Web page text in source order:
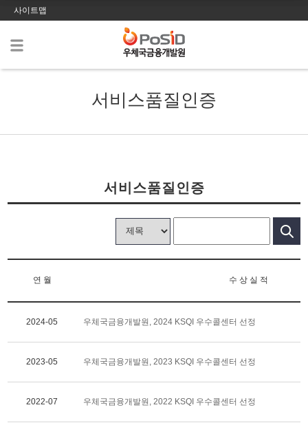
사이트맵
서비스품질인증
서비스품질인증
연 월 수 상 실 적
2024-05 우체국금융개발원, 2024 KSQI 우수콜센터 선정
2023-05 우체국금융개발원, 2023 KSQI 우수콜센터 선정
2022-07 우체국금융개발원, 2022 KSQI 우수콜센터 선정